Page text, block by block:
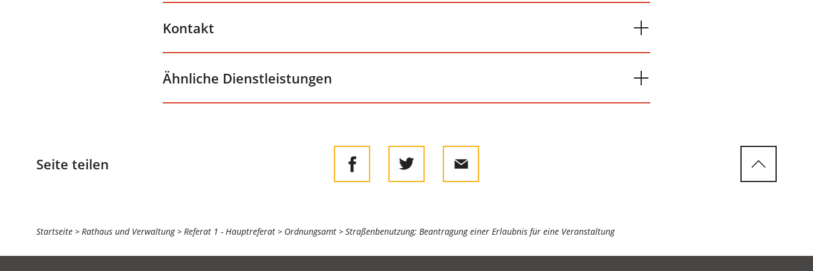
Kontakt
Ähnliche Dienstleistungen
Seite teilen
Sie
befinden
Startseite Rathaus und Verwaltung Referat 1 - Hauptreferat Ordnungsamt Straßenbenutzung; Beantragung einer Erlaubnis für eine Veranstaltung